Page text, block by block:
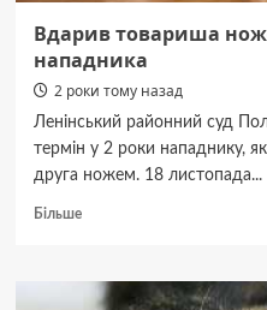
Вдарив товариша
нападника
2 роки тому назад
Ленінський районний суд
термін у 2 роки нападнику,
друга ножем. 18 листопада...
БільшеДокладніше
товариша
ножем: